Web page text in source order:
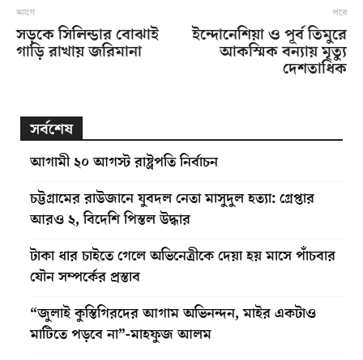
আগে
সড়কে সিলিন্ডার বোঝাই
গাড়ি রাখায় জরিমানা
পরে
ইন্দোনেশিয়া ও পূর্ব তিমুরে
আকস্মিক বন্যায় মৃত্যু
দেশতাধিক
সর্বশেষ
আগামী ২০ আগস্ট রাষ্ট্রপতি নির্বাচন
চট্টগ্রামের রাউজানে যুবদল নেতা মাসুদুল হত্যা: গ্রেপ্তার
আরও ২, বিদেশি পিস্তল উদ্ধার
টাকা ধার চাইতে গেলে অভিনেত্রীকে দেয়া হয় মাসে পাঁচবার
যৌন সম্পর্কের প্রস্তাব
“জুলাই কুস্তিগিরদের আগাম অভিনন্দন, মাইর একটাও
মাটিতে পড়বে না”-মাহফুজ আলম